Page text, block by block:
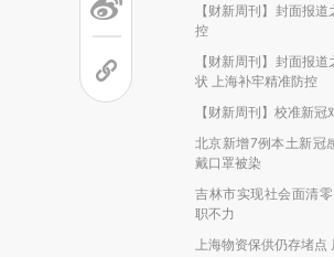
【财新周刊】封面报
控
【财新周刊】封面报
状 上海补牢精准防控
【财新周刊】校准新
北京新增7例本土新冠
戴口罩被染
吉林市实现社会面清
职不力
上海物资保供仍存堵点